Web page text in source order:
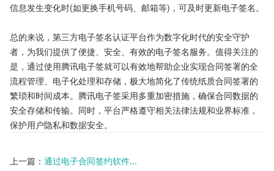
信息发生变化时(如更换手机号码、邮箱等)，可及时更新电子签名。
总的来说，第三方电子签名认证平台作为数字化时代的安全守护
者，为我们提供了便捷、安全、有效的电子签名服务。值得关注的
是，通过使用腾讯电子签就可以有效地帮助企业实现合同签署的全
流程管理、电子化处理和存储，极大地简化了传统纸质合同签署的
繁琐和时间成本。腾讯电子签采用多重加密措施，确保合同数据的
安全存储和传输。同时，平台严格遵守相关法律法规和业界标准，
保护用户隐私和数据安全。
上一篇： 通过电子合同签约软件...